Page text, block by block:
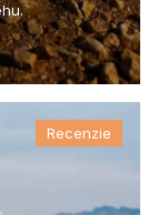
Recenzie